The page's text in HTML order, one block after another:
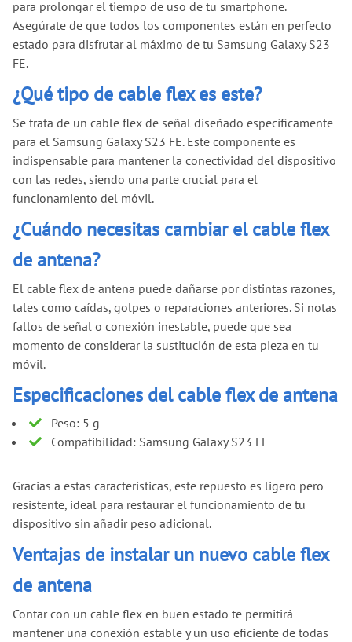
para prolongar el tiempo de uso de tu smartphone.
Asegúrate de que todos los componentes están en perfecto
estado para disfrutar al máximo de tu Samsung Galaxy S23
FE.
¿Qué tipo de cable flex es este?
Se trata de un cable flex de señal diseñado específicamente
para el Samsung Galaxy S23 FE. Este componente es
indispensable para mantener la conectividad del dispositivo
con las redes, siendo una parte crucial para el
funcionamiento del móvil.
¿Cuándo necesitas cambiar el cable flex
de antena?
El cable flex de antena puede dañarse por distintas razones,
tales como caídas, golpes o reparaciones anteriores. Si notas
fallos de señal o conexión inestable, puede que sea
momento de considerar la sustitución de esta pieza en tu
móvil.
Especificaciones del cable flex de antena
Peso: 5 g
Compatibilidad: Samsung Galaxy S23 FE
Gracias a estas características, este repuesto es ligero pero
resistente, ideal para restaurar el funcionamiento de tu
dispositivo sin añadir peso adicional.
Ventajas de instalar un nuevo cable flex
de antena
Contar con un cable flex en buen estado te permitirá
mantener una conexión estable y un uso eficiente de todas